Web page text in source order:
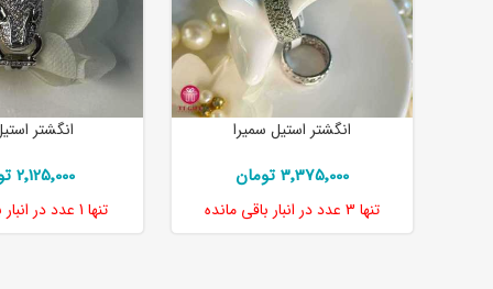
انگشتر استیل سمیرا
3٬375٬000 تومان
تنها 3 عدد در انبار باقی مانده
انگشتر
2٬125٬000 تومان
تنها 1 عدد در